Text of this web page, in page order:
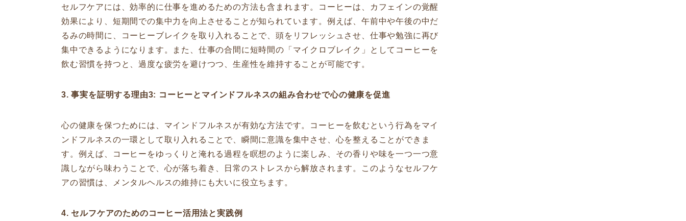
セルフケアには、効率的に仕事を進めるための方法も含まれます。コーヒーは、カフェインの覚醒
効果により、短期間での集中力を向上させることが知られています。例えば、午前中や午後の中だ
るみの時間に、コーヒーブレイクを取り入れることで、頭をリフレッシュさせ、仕事や勉強に再び
集中できるようになります。また、仕事の合間に短時間の「マイクロブレイク」としてコーヒーを
飲む習慣を持つと、過度な疲労を避けつつ、生産性を維持することが可能です。
3. 事実を証明する理由3: コーヒーとマインドフルネスの組み合わせで心の健康を促進
心の健康を保つためには、マインドフルネスが有効な方法です。コーヒーを飲むという行為をマイ
ンドフルネスの一環として取り入れることで、瞬間に意識を集中させ、心を整えることができま
す。例えば、コーヒーをゆっくりと淹れる過程を瞑想のように楽しみ、その香りや味を一つ一つ意
識しながら味わうことで、心が落ち着き、日常のストレスから解放されます。このようなセルフケ
アの習慣は、メンタルヘルスの維持にも大いに役立ちます。
4. セルフケアのためのコーヒー活用法と実践例